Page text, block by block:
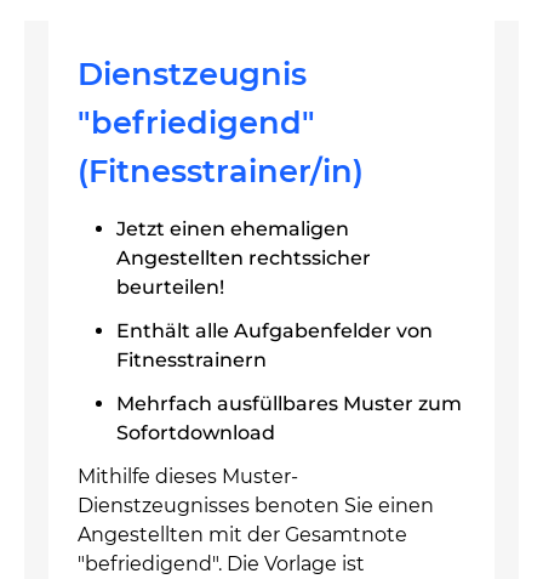
Dienstzeugnis
"befriedigend"
(Fitnesstrainer/in)
Jetzt einen ehemaligen
Angestellten rechtssicher
beurteilen!
Enthält alle Aufgabenfelder von
Fitnesstrainern
Mehrfach ausfüllbares Muster zum
Sofortdownload
Mithilfe dieses Muster-
Dienstzeugnisses benoten Sie einen
Angestellten mit der Gesamtnote
"befriedigend". Die Vorlage ist